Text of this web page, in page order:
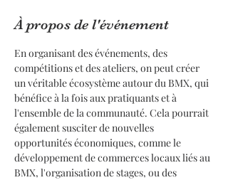
À propos de l'événement
En organisant des événements, des
compétitions et des ateliers, on peut créer
un véritable écosystème autour du BMX, qui
bénéfice à la fois aux pratiquants et à
l'ensemble de la communauté. Cela pourrait
également susciter de nouvelles
opportunités économiques, comme le
développement de commerces locaux liés au
BMX, l'organisation de stages, ou des